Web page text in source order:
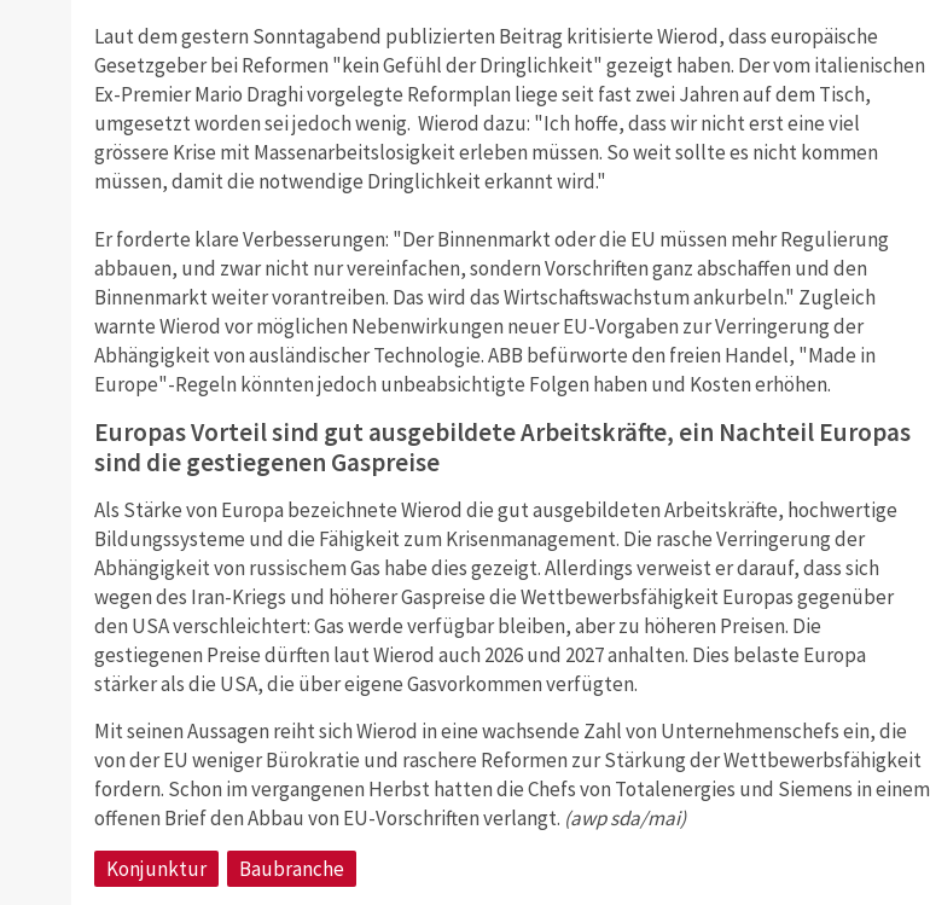
Laut dem gestern Sonntagabend publizierten Beitrag kritisierte Wierod, dass europäische
Gesetzgeber bei Reformen "kein Gefühl der Dringlichkeit" gezeigt haben. Der vom italienischen
Ex-Premier Mario Draghi vorgelegte Reformplan liege seit fast zwei Jahren auf dem Tisch,
umgesetzt worden sei jedoch wenig. Wierod dazu: "Ich hoffe, dass wir nicht erst eine viel
grössere Krise mit Massenarbeitslosigkeit erleben müssen. So weit sollte es nicht kommen
müssen, damit die notwendige Dringlichkeit erkannt wird."
Er forderte klare Verbesserungen: "Der Binnenmarkt oder die EU müssen mehr Regulierung
abbauen, und zwar nicht nur vereinfachen, sondern Vorschriften ganz abschaffen und den
Binnenmarkt weiter vorantreiben. Das wird das Wirtschaftswachstum ankurbeln." Zugleich
warnte Wierod vor möglichen Nebenwirkungen neuer EU-Vorgaben zur Verringerung der
Abhängigkeit von ausländischer Technologie. ABB befürworte den freien Handel, "Made in
Europe"-Regeln könnten jedoch unbeabsichtigte Folgen haben und Kosten erhöhen.
Europas Vorteil sind gut ausgebildete Arbeitskräfte, ein Nachteil Europas
sind die gestiegenen Gaspreise
Als Stärke von Europa bezeichnete Wierod die gut ausgebildeten Arbeitskräfte, hochwertige
Bildungssysteme und die Fähigkeit zum Krisenmanagement. Die rasche Verringerung der
Abhängigkeit von russischem Gas habe dies gezeigt. Allerdings verweist er darauf, dass sich
wegen des Iran-Kriegs und höherer Gaspreise die Wettbewerbsfähigkeit Europas gegenüber
den USA verschleichtert: Gas werde verfügbar bleiben, aber zu höheren Preisen. Die
gestiegenen Preise dürften laut Wierod auch 2026 und 2027 anhalten. Dies belaste Europa
stärker als die USA, die über eigene Gasvorkommen verfügten.
Mit seinen Aussagen reiht sich Wierod in eine wachsende Zahl von Unternehmenschefs ein, die
von der EU weniger Bürokratie und raschere Reformen zur Stärkung der Wettbewerbsfähigkeit
fordern. Schon im vergangenen Herbst hatten die Chefs von Totalenergies und Siemens in einem
offenen Brief den Abbau von EU-Vorschriften verlangt. (awp sda/mai)
Konjunktur
Baubranche